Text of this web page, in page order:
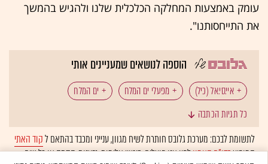
עומק באמצעות המחלקה הכלכלית שלנו ולהגיש בהמשך
את התייחסותנו".
הוספה לנושאים שמעניינים אותי
איי.סי.אל (כיל) מפעלי ים המלח ים המלח
משאבי טבע המשרד להגנת הסביבה אדם טבע ודין
כל תגיות הכתבה
לתשומת לבכם: מערכת גלובס חותרת לשיח מגוון, ענייני ומכבד בהתאם לקוד האתי
המופיעבדו"ח האמוןלפיו אנו פועלים. ביטויי אלימות, גזענות, הסתה או כל שיח